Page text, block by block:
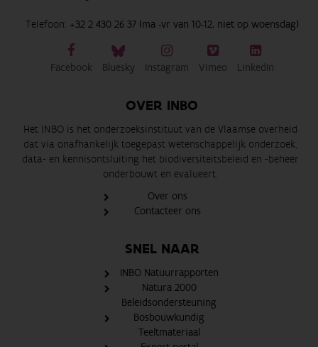
Telefoon: +32 2 430 26 37 (ma -vr van 10-12, niet op woensdag)
Facebook Bluesky Instagram Vimeo LinkedIn
OVER INBO
Het INBO is het onderzoeksinstituut van de Vlaamse overheid
dat via onafhankelijk toegepast wetenschappelijk onderzoek,
data- en kennisontsluiting het biodiversiteitsbeleid en -beheer
onderbouwt en evalueert.
Over ons
Contacteer ons
SNEL NAAR
INBO Natuurrapporten
Natura 2000
Beleidsondersteuning
Bosbouwkundig
Teeltmateriaal